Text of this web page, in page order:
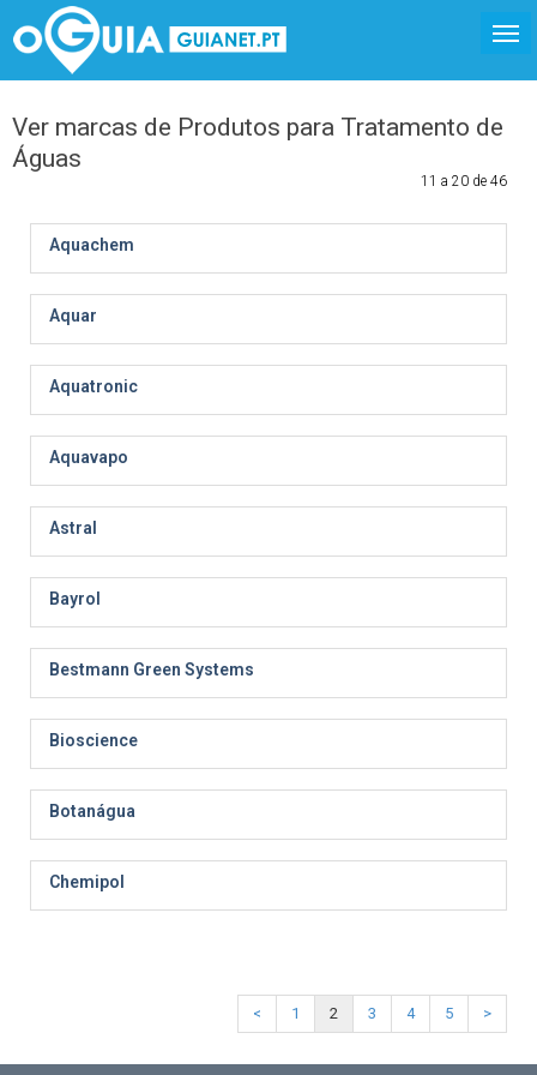
Ver marcas de Produtos para Tratamento de
Águas
11 a 20 de 46
Aquachem
Aquar
Aquatronic
Aquavapo
Astral
Bayrol
Bestmann Green Systems
Bioscience
Botanágua
Chemipol
< 1 2 3 4 5 >